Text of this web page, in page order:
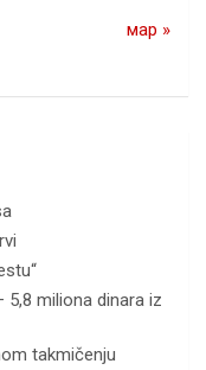
мар »
5,8 miliona dinara iz
takmičenju